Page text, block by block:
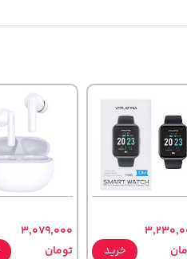
خرید
3,079,000
تومان